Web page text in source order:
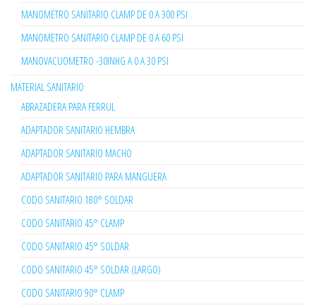
MANOMETRO SANITARIO CLAMP DE 0 A 300 PSI
MANOMETRO SANITARIO CLAMP DE 0 A 60 PSI
MANOVACUOMETRO -30INHG A 0 A 30 PSI
MATERIAL SANITARIO
ABRAZADERA PARA FERRUL
ADAPTADOR SANITARIO HEMBRA
ADAPTADOR SANITARIO MACHO
ADAPTADOR SANITARIO PARA MANGUERA
CODO SANITARIO 180° SOLDAR
CODO SANITARIO 45° CLAMP
CODO SANITARIO 45° SOLDAR
CODO SANITARIO 45° SOLDAR (LARGO)
CODO SANITARIO 90° CLAMP